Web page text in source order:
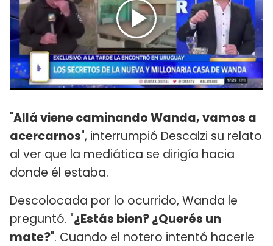
"Allá viene caminando Wanda, vamos a
acercarnos", interrumpió Descalzi su relato
al ver que la mediática se dirigía hacia
donde él estaba.
Descolocada por lo ocurrido, Wanda le
preguntó. "¿Estás bien? ¿Querés un
mate?". Cuando el notero intentó hacerle